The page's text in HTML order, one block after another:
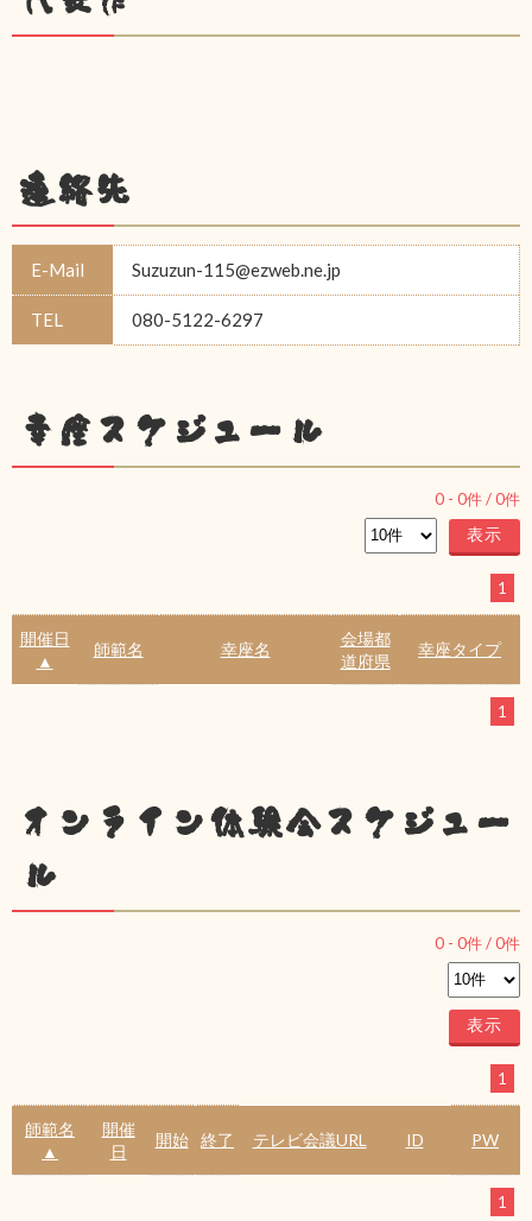
連絡先
E-Mail Suzuzun-115@ezweb.ne.jp
TEL 080-5122-6297
幸座スケジュール
0 - 0件 /0件
1
開催日
▲
師範名 幸座名
会場都
道府県
幸座タイプ
1
オンライン体験会スケジュー
ル
0 - 0件 /0件
1
師範名
▲
開催
日
開始 終了 テレビ会議URL ID PW
1